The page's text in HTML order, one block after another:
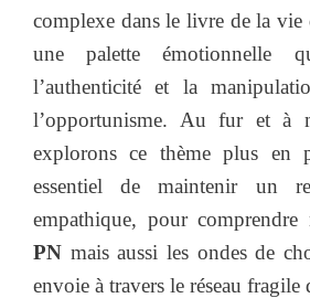
complexe dans le livre de la
une palette émotionnelle
l’authenticité et la
l’opportunisme. Au fur et à
explorons ce thème plus en
essentiel de maintenir un
empathique, pour comprendre
PN mais aussi les ondes de
envoie à travers le réseau fragile